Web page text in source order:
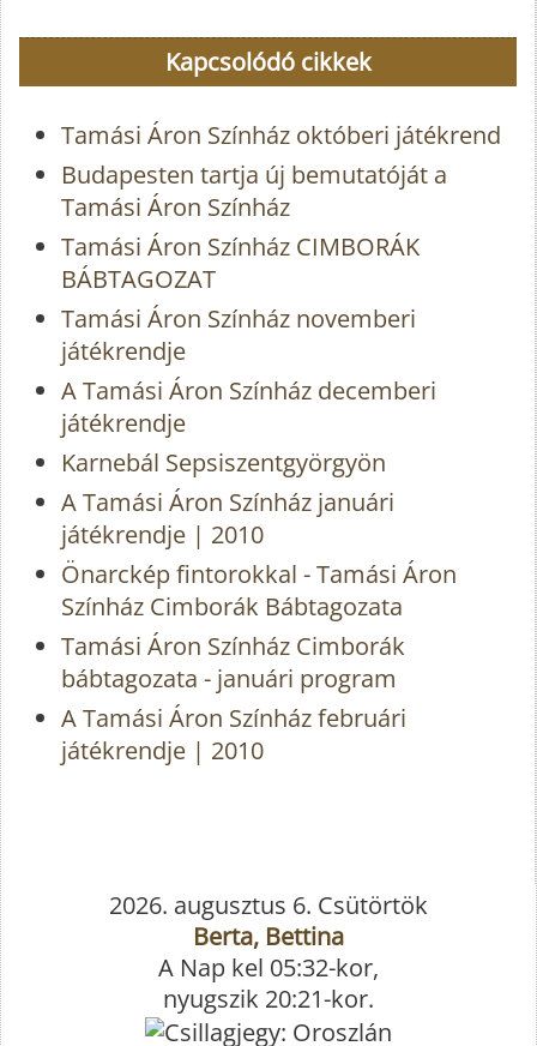
Kapcsolódó cikkek
Tamási Áron Színház októberi játékrend
Budapesten tartja új bemutatóját a
Tamási Áron Színház
Tamási Áron Színház CIMBORÁK
BÁBTAGOZAT
Tamási Áron Színház novemberi
játékrendje
A Tamási Áron Színház decemberi
játékrendje
Karnebál Sepsiszentgyörgyön
A Tamási Áron Színház januári
játékrendje | 2010
Önarckép fintorokkal - Tamási Áron
Színház Cimborák Bábtagozata
Tamási Áron Színház Cimborák
bábtagozata - januári program
A Tamási Áron Színház februári
játékrendje | 2010
2026. augusztus 6. Csütörtök
Berta, Bettina
A Nap kel 05:32-kor,
nyugszik 20:21-kor.